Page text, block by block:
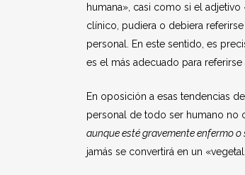
humana», casi como si el
clínico, pudiera o debiera
personal. En este sentido, es
es el más adecuado para referirse
En oposición a esas tendencias
personal de todo ser humano no
aunque esté gravemente enfermo o
jamás se convertirá en un